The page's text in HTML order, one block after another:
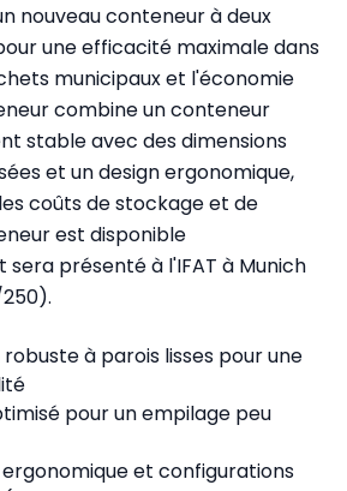
nouveau conteneur à deux
une efficacité maximale dans
municipaux et l'économie
combine un conteneur
stable avec des dimensions
et un design ergonomique,
coûts de stockage et de
est disponible
présenté à l'IFAT à Munich
250).
à parois lisses pour une
pour un empilage peu
et configurations